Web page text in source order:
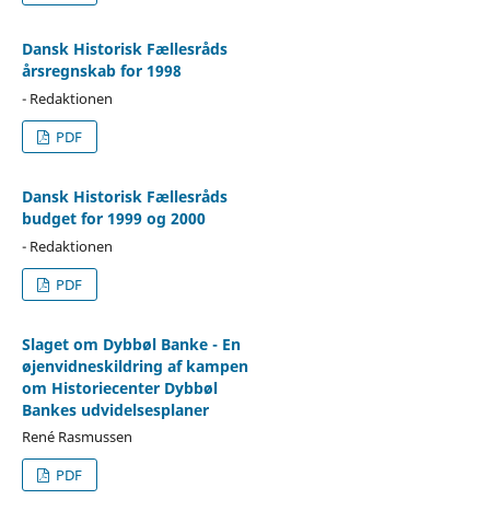
Dansk Historisk Fællesråds
årsregnskab for 1998
- Redaktionen
PDF
Dansk Historisk Fællesråds
budget for 1999 og 2000
- Redaktionen
PDF
Slaget om Dybbøl Banke - En
øjenvidneskildring af kampen
om Historiecenter Dybbøl
Bankes udvidelsesplaner
René Rasmussen
PDF